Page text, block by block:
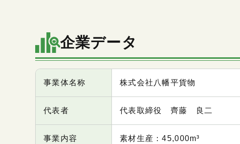
企業データ
項目 内容
事業体名称 株式会社八幡平貨物
代表者 代表取締役 齊藤 良二
事業内容
素材生産：45,000m³